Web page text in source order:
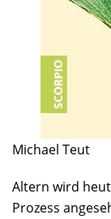
Michael Teut
Altern wird
Prozess